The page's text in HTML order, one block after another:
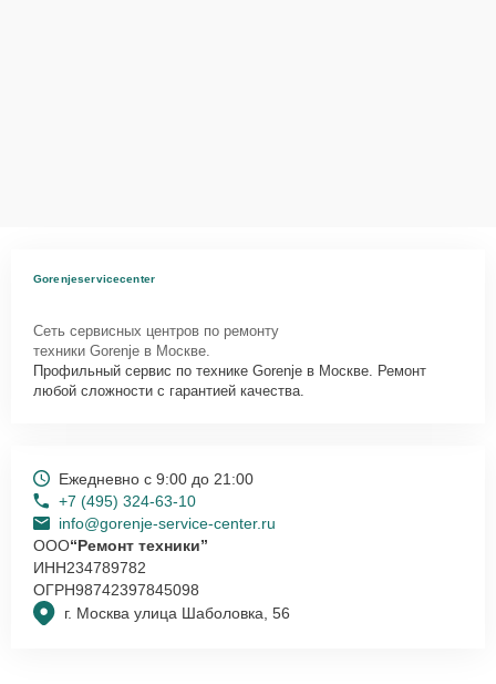
Gorenjeservicecenter
Сеть сервисных центров по ремонту
техники Gorenje в Москве.
Профильный сервис по технике Gorenje в Москве. Ремонт
любой сложности с гарантией качества.
г. Москва улица Шаболовка, 56
Ежедневно с 9:00 до 21:00
+7 (495) 324-63-10
info@gorenje-service-center.ru
ООО“Ремонт техники”
ИНН234789782
ОГРН98742397845098